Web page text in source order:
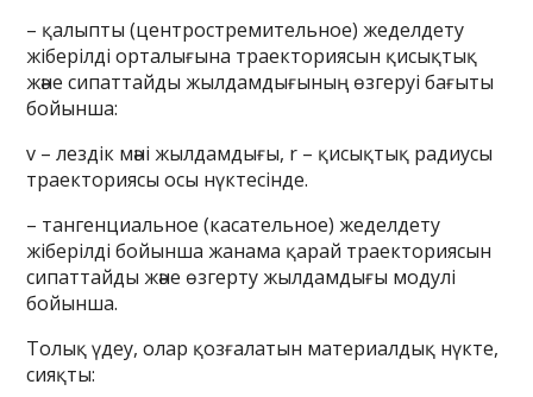
– қалыпты (центростремительное) жеделдету
жіберілді орталығына траекториясын қисықтық
және сипаттайды жылдамдығының өзгеруі бағыты
бойынша:
v – лездік мәні жылдамдығы, r – қисықтық радиусы
траекториясы осы нүктесінде.
– тангенциальное (касательное) жеделдету
жіберілді бойынша жанама қарай траекториясын
сипаттайды және өзгерту жылдамдығы модулі
бойынша.
Толық үдеу, олар қозғалатын материалдық нүкте,
сияқты: